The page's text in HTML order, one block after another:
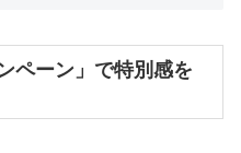
ペーン」で特別感を